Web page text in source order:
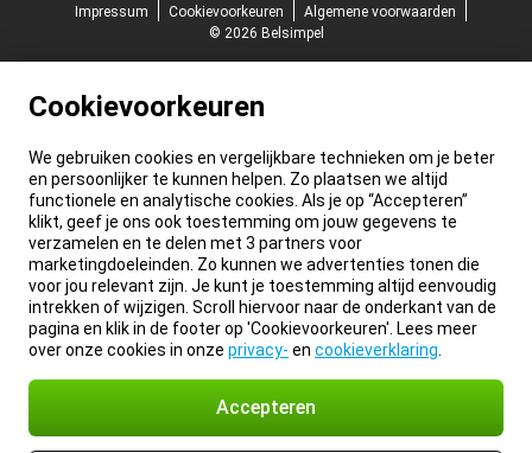
Impressum
Cookievoorkeuren
Algemene voorwaarden
© 2026 Belsimpel
Cookievoorkeuren
We gebruiken cookies en vergelijkbare technieken om je beter
en persoonlijker te kunnen helpen. Zo plaatsen we altijd
functionele en analytische cookies. Als je op “Accepteren”
klikt, geef je ons ook toestemming om jouw gegevens te
verzamelen en te delen met 3 partners voor
marketingdoeleinden. Zo kunnen we advertenties tonen die
voor jou relevant zijn. Je kunt je toestemming altijd eenvoudig
intrekken of wijzigen. Scroll hiervoor naar de onderkant van de
pagina en klik in de footer op 'Cookievoorkeuren'. Lees meer
over onze cookies in onze privacy- en cookieverklaring
Accepteren